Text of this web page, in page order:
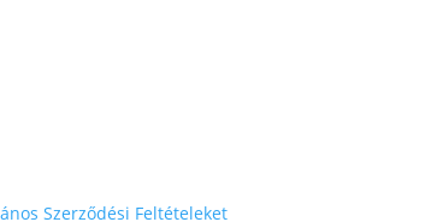
Szerződési Feltételeket